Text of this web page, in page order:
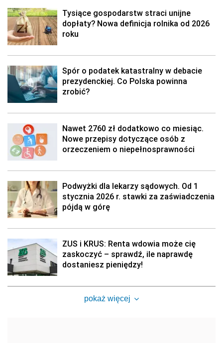
Tysiące gospodarstw straci unijne
dopłaty? Nowa definicja rolnika od 2026
roku
Spór o podatek katastralny w debacie
prezydenckiej. Co Polska powinna
zrobić?
Nawet 2760 zł dodatkowo co miesiąc.
Nowe przepisy dotyczące osób z
orzeczeniem o niepełnosprawności
Podwyżki dla lekarzy sądowych. Od 1
stycznia 2026 r. stawki za zaświadczenia
pójdą w górę
ZUS i KRUS: Renta wdowia może cię
zaskoczyć – sprawdź, ile naprawdę
dostaniesz pieniędzy!
pokaż więcej